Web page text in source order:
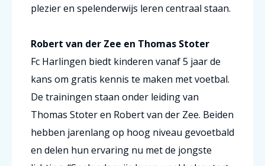
plezier en spelenderwijs leren centraal staan.
Robert van der Zee en Thomas Stoter
Fc Harlingen biedt kinderen vanaf 5 jaar de
kans om gratis kennis te maken met voetbal.
De trainingen staan onder leiding van
Thomas Stoter en Robert van der Zee. Beiden
hebben jarenlang op hoog niveau gevoetbald
en delen hun ervaring nu met de jongste